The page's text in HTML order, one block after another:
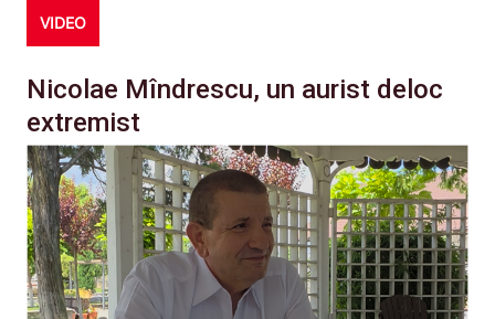
VIDEO
Nicolae Mîndrescu, un aurist deloc
extremist